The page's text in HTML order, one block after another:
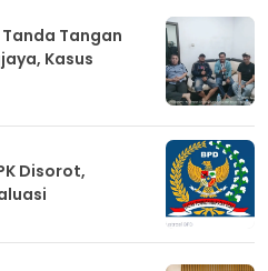
Tangan
Kasus
Disorot,